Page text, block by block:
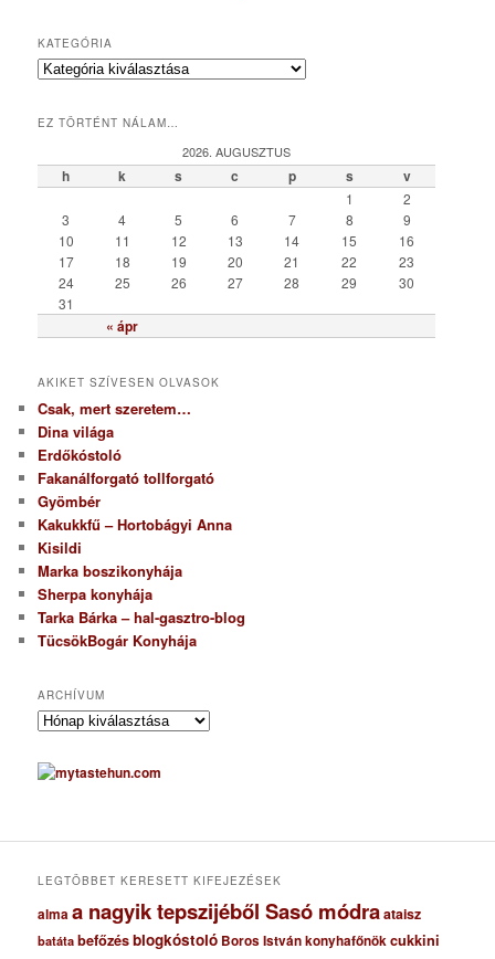
KATEGÓRIA
K
e
r
EZ TÖRTÉNT NÁLAM…
2026. AUGUSZTUS
h k s c p s v
« ápr
1
2
3
4 5 6 7 8
9
10
11 12 13 14 15
16
17
18 19 20 21 22
23
24
25 26 27 28 29
30
31
AKIKET SZÍVESEN OLVASOK
Csak, mert szeretem…
Dina világa
Erdőkóstoló
Fakanálforgató tollforgató
Gyömbér
Kakukkfű – Hortobágyi Anna
Kisildi
Marka boszikonyhája
Sherpa konyhája
Tarka Bárka – hal-gasztro-blog
TücsökBogár Konyhája
ARCHÍVUM
A
c
h
u
LEGTÖBBET KERESETT KIFEJEZÉSEK
almaa nagyik tepszijéből Sasó módraataisz
batáta befőzésblogkóstoló Boros István konyhafőnökcukkini